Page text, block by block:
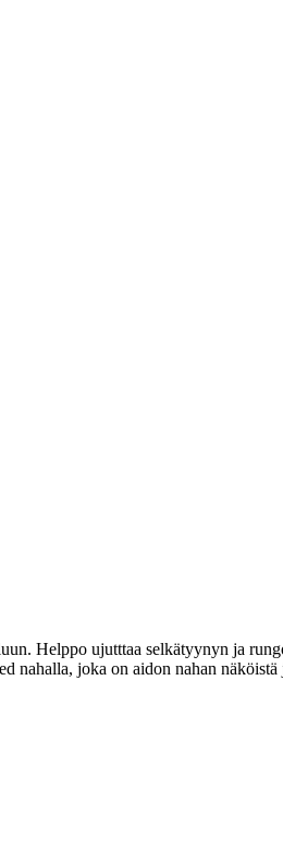
Helppo ujutttaa selkätyynyn ja
joka on aidon nahan